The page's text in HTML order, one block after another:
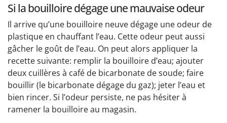
Si la bouilloire dégage une mauvaise odeur
Il arrive qu’une bouilloire neuve dégage une odeur de
plastique en chauffant l’eau. Cette odeur peut aussi
gâcher le goût de l’eau. On peut alors appliquer la
recette suivante: remplir la bouilloire d’eau; ajouter
deux cuillères à café de bicarbonate de soude; faire
bouillir (le bicarbonate dégage du gaz); jeter l’eau et
bien rincer. Si l’odeur persiste, ne pas hésiter à
ramener la bouilloire au magasin.